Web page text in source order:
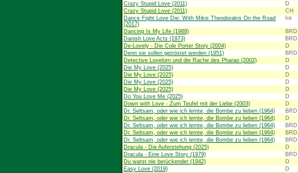
Crazy Stupid Love (2011)
D
Crazy Stupid Love (2011)
CH
Dance Fight Love Die: With Mikis Theodorakis On the Road
(2017)
Int
Dancing Is My Life (1988)
BRD
Danish Love Acts (1973)
BRD
De-Lovely - Die Cole Porter Story (2004)
D
Denn sie sollen getröstet werden (1951)
BRD
Detective Lovelorn und die Rache des Pharao (2002)
D
Die My Love (2025)
D
Die My Love (2025)
D
Die My Love (2025)
D
Die My Love (2025)
D
Do You Love Me (2025)
D
Down with Love - Zum Teufel mit der Liebe (2003)
D
Dr. Seltsam, oder wie ich lernte, die Bombe zu lieben (1964)
BRD
Dr. Seltsam, oder wie ich lernte, die Bombe zu lieben (1964)
D
Dr. Seltsam, oder wie ich lernte, die Bombe zu lieben (1964)
BRD
Dr. Seltsam, oder wie ich lernte, die Bombe zu lieben (1964)
BRD
Dr. Seltsam, oder wie ich lernte, die Bombe zu lieben (1964)
BRD
Dracula - Die Auferstehung (2025)
D
Dracula - Eine Love Story (1979)
BRD
Du warst nie berückender (1942)
D
Easy Love (2019)
D